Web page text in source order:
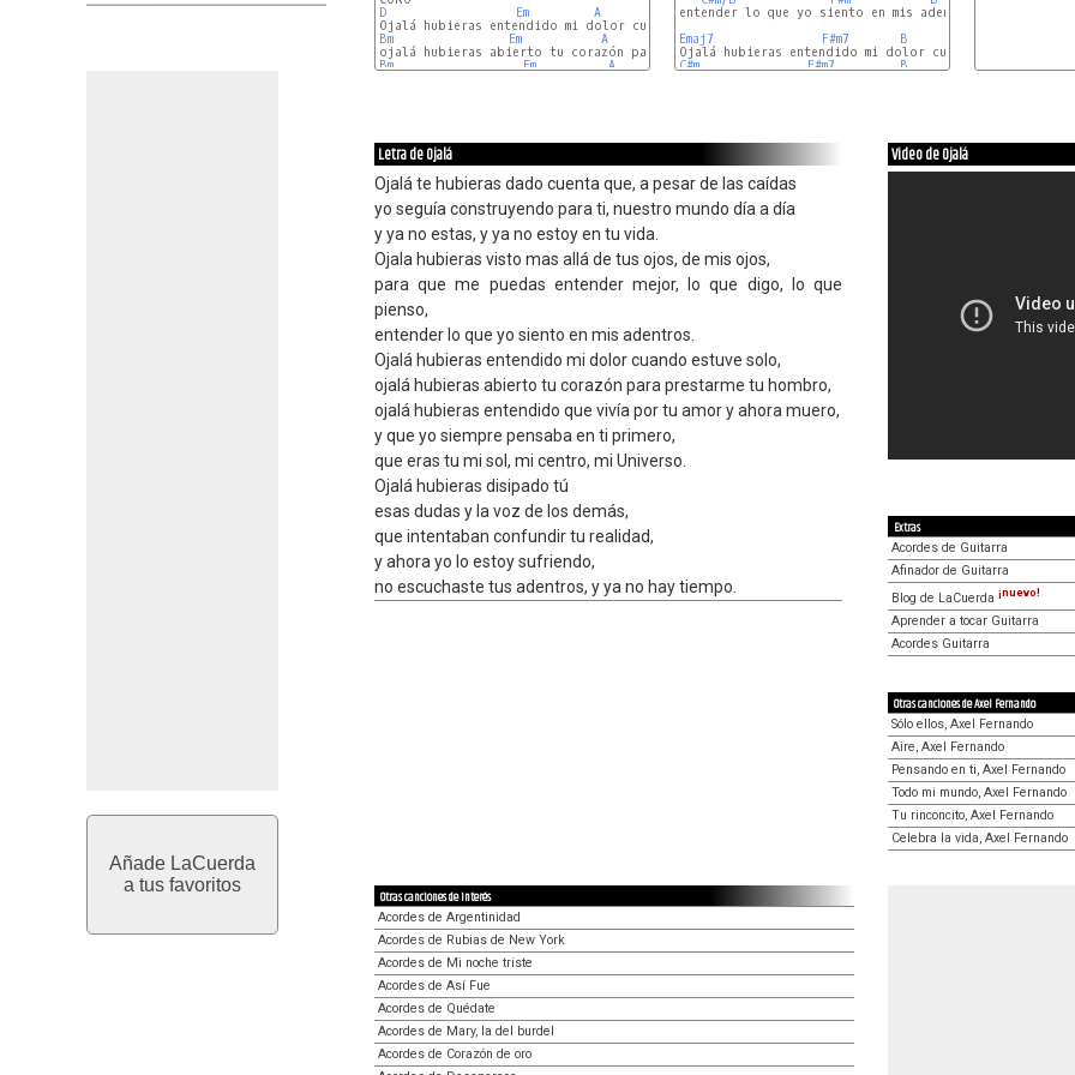
Añade LaCuerda
a tus favoritos
D
Em A D
F#
Bm
Em A
Bm
Em A
entender lo que yo siento en mis adentros.
Emaj7
F#m7 B
C#m
F#m7 B
Letra de Ojalá
Ojalá te hubieras dado cuenta que, a pesar de las caídas
yo seguía construyendo para ti, nuestro mundo día a día
y ya no estas, y ya no estoy en tu vida.
Ojala hubieras visto mas allá de tus ojos, de mis ojos,
para que me puedas entender mejor, lo que digo, lo que
pienso,
entender lo que yo siento en mis adentros.
Ojalá hubieras entendido mi dolor cuando estuve solo,
ojalá hubieras abierto tu corazón para prestarme tu hombro,
ojalá hubieras entendido que vivía por tu amor y ahora muero,
y que yo siempre pensaba en ti primero,
que eras tu mi sol, mi centro, mi Universo.
Ojalá hubieras disipado tú
esas dudas y la voz de los demás,
que intentaban confundir tu realidad,
y ahora yo lo estoy sufriendo,
no escuchaste tus adentros, y ya no hay tiempo.
Video de Ojalá
Extras
Acordes de Guitarra
Afinador de Guitarra
Blog de LaCuerda ¡nuevo!
Aprender a tocar Guitarra
Acordes Guitarra
Otras canciones de Axel Fernando
Sólo ellos, Axel Fernando
Aire, Axel Fernando
Pensando en ti, Axel Fernando
Todo mi mundo, Axel Fernando
Tu rinconcito, Axel Fernando
Celebra la vida, Axel Fernando
Otras canciones de interés
Acordes de Argentinidad
Acordes de Rubias de New York
Acordes de Mi noche triste
Acordes de Así Fue
Acordes de Quédate
Acordes de Mary, la del burdel
Acordes de Corazón de oro